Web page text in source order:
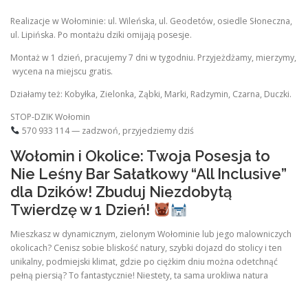
Realizacje w Wołominie: ul. Wileńska, ul. Geodetów, osiedle Słoneczna,
ul. Lipińska. Po montażu dziki omijają posesje.
Montaż w 1 dzień, pracujemy 7 dni w tygodniu. Przyjeżdżamy, mierzymy,
wycena na miejscu gratis.
Działamy też: Kobyłka, Zielonka, Ząbki, Marki, Radzymin, Czarna, Duczki.
STOP-DZIK Wołomin
570 933 114 — zadzwoń, przyjedziemy dziś
Wołomin i Okolice: Twoja Posesja to
Nie Leśny Bar Sałatkowy “All Inclusive”
dla Dzików! Zbuduj Niezdobytą
Twierdzę w 1 Dzień!
Mieszkasz w dynamicznym, zielonym Wołominie lub jego malowniczych
okolicach? Cenisz sobie bliskość natury, szybki dojazd do stolicy i ten
unikalny, podmiejski klimat, gdzie po ciężkim dniu można odetchnąć
pełną piersią? To fantastycznie! Niestety, ta sama urokliwa natura